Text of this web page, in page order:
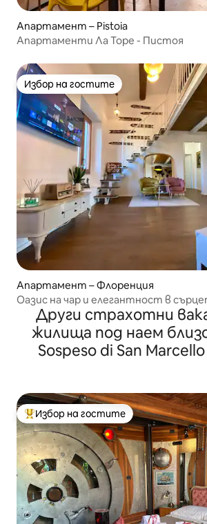
Апартамент – Pistoia
Апартаменти Ла Торе - Пистоя
Избор на гостите
Избор на гостите
Апартамент – Флоренция
Оазис на чар и елегантност в
Флоренция
Други страхотни
жилища под наем
Sospeso di San
Най-популярен избор на гостите
Избор на гостите